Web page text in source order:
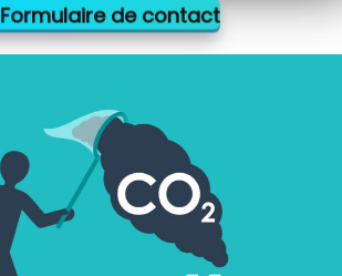
Formulaire de contact